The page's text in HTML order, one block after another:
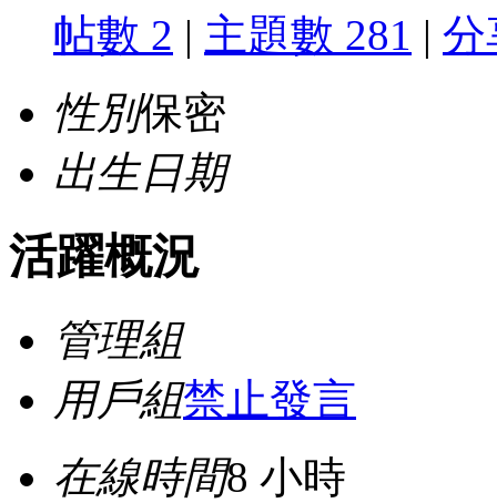
帖數 2 | 主題數 281 | 分
性別保密
出生日期
活躍概況
管理組
用戶組禁止發言
在線時間8 小時